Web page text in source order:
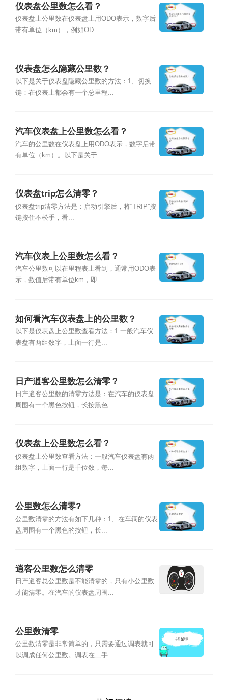
仪表盘公里数怎么看？
仪表盘上公里数在仪表盘上用ODO表示，数字后
带有单位（km），例如OD...
仪表盘怎么隐藏公里数？
以下是关于仪表盘隐藏公里数的方法：1、切换
键：在仪表上都会有一个总里程...
汽车仪表盘上公里数怎么看？
汽车的公里数在仪表盘上用ODO表示，数字后带
有单位（km）。以下是关于...
仪表盘trip怎么清零？
仪表盘trip清零方法是：启动引擎后，将“TRIP”按
键按住不松手，看...
汽车仪表上公里数怎么看？
汽车公里数可以在里程表上看到，通常用ODO表
示，数值后带有单位km，即...
如何看汽车仪表盘上的公里数？
以下是仪表盘上公里数查看方法：1.一般汽车仪
表盘有两组数字，上面一行是...
日产逍客公里数怎么清零？
日产逍客公里数的清零方法是：在汽车的仪表盘
周围有一个黑色按钮，长按黑色...
仪表盘上公里数怎么看？
仪表盘上公里数查看方法：一般汽车仪表盘有两
组数字，上面一行是千位数，每...
公里数怎么清零?
公里数清零的方法有如下几种：1、在车辆的仪表
盘周围有一个黑色的按钮，长...
逍客公里数怎么清零
日产逍客总公里数是不能清零的，只有小公里数
才能清零。在汽车的仪表盘周围...
公里数清零
公里数清零是非常简单的，只需要通过调表就可
以调成任何公里数。调表在二手...